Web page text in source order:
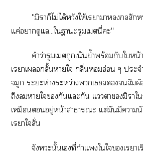
"มิราก็ไม่ได้หวังให้เราาสัก
แค่าดูแล...ใาะรูมเตนี่ะ"
คำว่ารูมเตถูกเน้นย้ำพร้อมกับใหน้
เราเกลั้นาใ กลิ่นอ่อน ๆ ประ
จมูก ะะห่างระหว่างเสัมผั
ถึงาใกันแะกัน แามิาใ
เหมือนอยู่หน้าาาะ แต่มันมีา
เราใสั่น
จังหวะนั้นเที่กำแใใเรา